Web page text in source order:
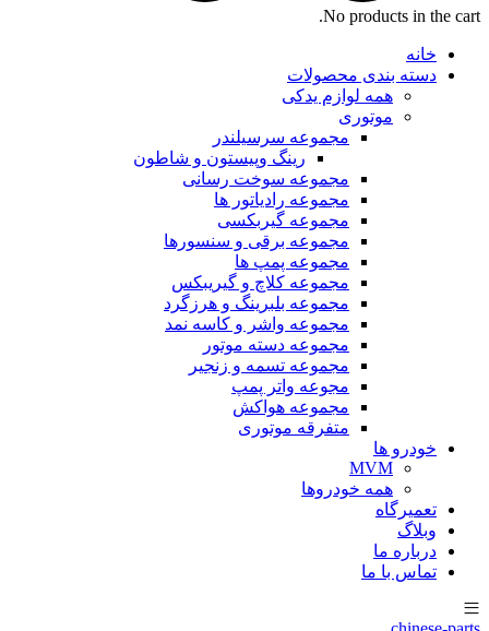
No products in the cart.
خانه
دسته بندی محصولات
همه لوازم یدکی
موتوری
مجموعه سرسیلندر
رینگ وپیستون و شاطون
مجموعه سوخت رسانی
مجموعه رادیاتور ها
مجموعه گیربکسی
مجموعه برقی و سنسورها
مجموعه پمپ ها
مجموعه کلاچ و گیریبکس
مجموعه بلبرینگ و هرزگرد
مجموعه واشر و کاسه نمد
مجموعه دسته موتور
مجموعه تسمه و زنجیر
مجوعه واتر پمپ
مجموعه هواکش
متفرقه موتوری
خودرو ها
MVM
همه خودروها
تعمیرگاه
وبلاگ
درباره ما
تماس با ما